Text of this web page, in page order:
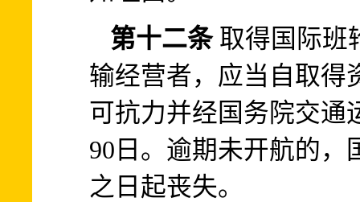
第十二条 取得国际班
输经营者，应当自取得
可抗力并经国务院交通
90日。逾期未开航的，
之日起丧失。